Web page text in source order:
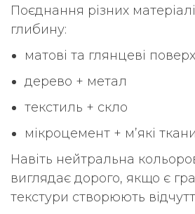
Поєднання різних
глибину:
матові та глянцеві
дерево + метал
текстиль + скло
мікроцемент + м’які
Навіть нейтральна
виглядає дорого, якщо є
текстури створюють